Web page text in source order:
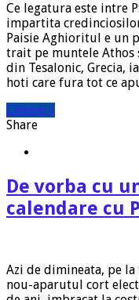
Ce legatura este intre
impartita
Paisie Aghioritul e un
trait pe muntele Athos
din Tesalonic, Grecia,
hoti care fura tot ce
Citeste »
Share
De vorba cu
calendare cu
Azi de dimineata, pe la
nou-aparutul cort